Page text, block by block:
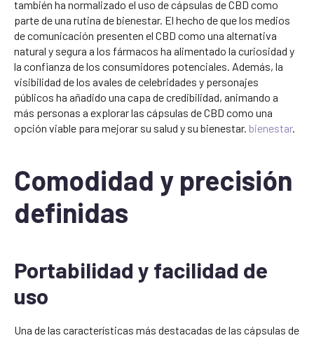
también ha normalizado el uso de cápsulas de CBD como
parte de una rutina de bienestar. El hecho de que los medios
de comunicación presenten el CBD como una alternativa
natural y segura a los fármacos ha alimentado la curiosidad y
la confianza de los consumidores potenciales. Además, la
visibilidad de los avales de celebridades y personajes
públicos ha añadido una capa de credibilidad, animando a
más personas a explorar las cápsulas de CBD como una
opción viable para mejorar su salud y su bienestar. bienestar.
Comodidad y precisión
definidas
Portabilidad y facilidad de
uso
Una de las características más destacadas de las cápsulas de